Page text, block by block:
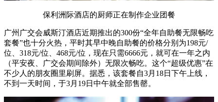
保利洲际酒店的厨师正在制作企业团餐
广州广交会威斯汀酒店近期推出的300份“全年自助餐无限畅吃
套餐”也十分火热，平时其早中晚自助餐的价格分别为198元/
位、318元/位、468元/位，现在只需6666元，就可在一年之内
（平安夜、广交会期间除外）无限次畅吃。这个“超级优惠”在
不少人的朋友圈里刷屏。据悉，该套餐自3月18日下午上线，
不到一天时间，于3月19日中午就全部售罄。